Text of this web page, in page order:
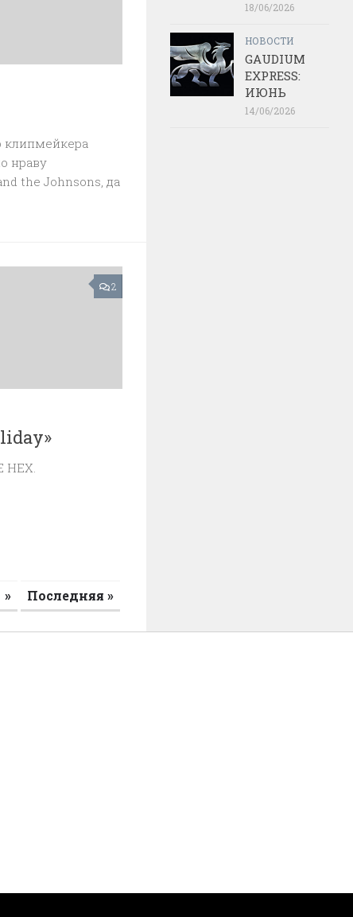
клипмейкера
нраву
the Johnsons, да
2
HEX.
» Последняя »
18/06/2026
НОВОСТИ
GAUDIUM
EXPRESS:
ИЮНЬ
14/06/2026